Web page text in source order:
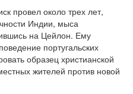
провел около трех лет,
Индии, мыса
на Цейлон. Ему
португальских
образец христианской
жителей против новой